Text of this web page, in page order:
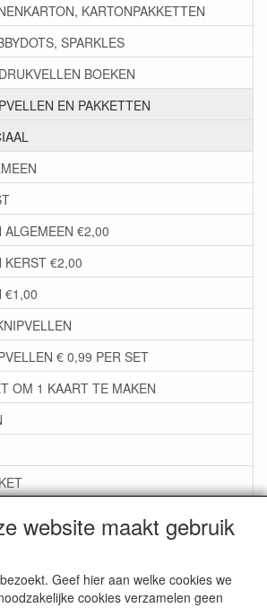
website maakt gebruik
Geef hier aan welke cookies we
cookies verzamelen geen
KARTONPAKKETTEN
SPARKLES
BOEKEN
EN PAKKETTEN
ALGEMEEN €2,00
KERST €2,00
€1,00
€ 0,99 PER SET
OM 1 KAART TE MAKEN
LIJM SNIJMALLEN STEMPELS
+SCRAP TOEBEHOREN
EN KLEUREN, GELPEN,MARKER